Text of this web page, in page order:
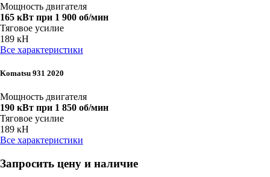
Мощность двигателя
165 кВт при 1 900 об/мин
Тяговое усилие
189 кН
Все характеристики
Komatsu 931 2020
Мощность двигателя
190 кВт при 1 850 об/мин
Тяговое усилие
189 кН
Все характеристики
Запросить цену и наличие